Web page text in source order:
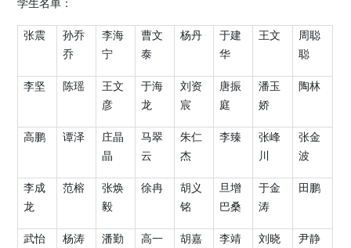
学生名单：
张震
孙乔
乔
李海
宁
曹文
泰
杨丹
于建
华
王文
周聪
聪
李坚 陈瑶
王文
彦
于海
龙
刘资
宸
唐振
庭
潘玉
娇
陶林
高鹏 谭泽
庄晶
晶
马翠
云
朱仁
杰
李臻
张峰
川
张金
波
李成
龙
范榕
张焕
毅
徐冉
胡义
铭
旦增
巴桑
于金
涛
田鹏
武怡
杨涛 潘勤
高一
胡嘉
李靖
刘晓
尹静